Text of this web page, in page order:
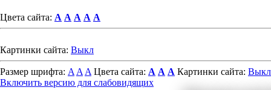
Цвета сайта: A A A A A
Картинки сайта: Выкл
Размер шрифта: A A A Цвета сайта: A A A Картинки сайта: Выкл
Включить версию для слабовидящих